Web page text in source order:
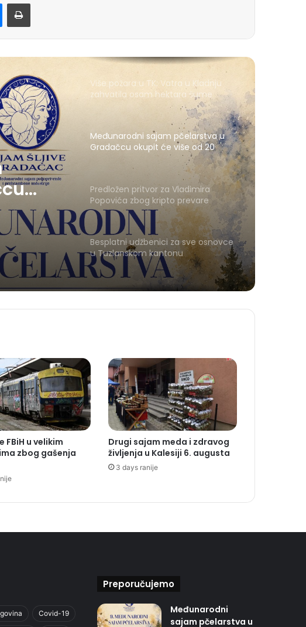
Više požara u TK: Vatra u Kladnju
zahvatila osam hektara šume
Međunarodni sajam pčelarstva u
Gradačcu okupit će više od 20
izlagača iz pet zemalja
Predložen pritvor za Vladimira
Popovića zbog kripto prevare
Besplatni udžbenici za sve osnovce
u Tuzlanskom kantonu
FBiH u velikim
zbog gašenja
Drugi sajam meda i zdravog
življenja u Kalesiji 6. augusta
3 days ranije
Covid-19
Preporučujemo
Međunarodni
sajam pčelarstva u